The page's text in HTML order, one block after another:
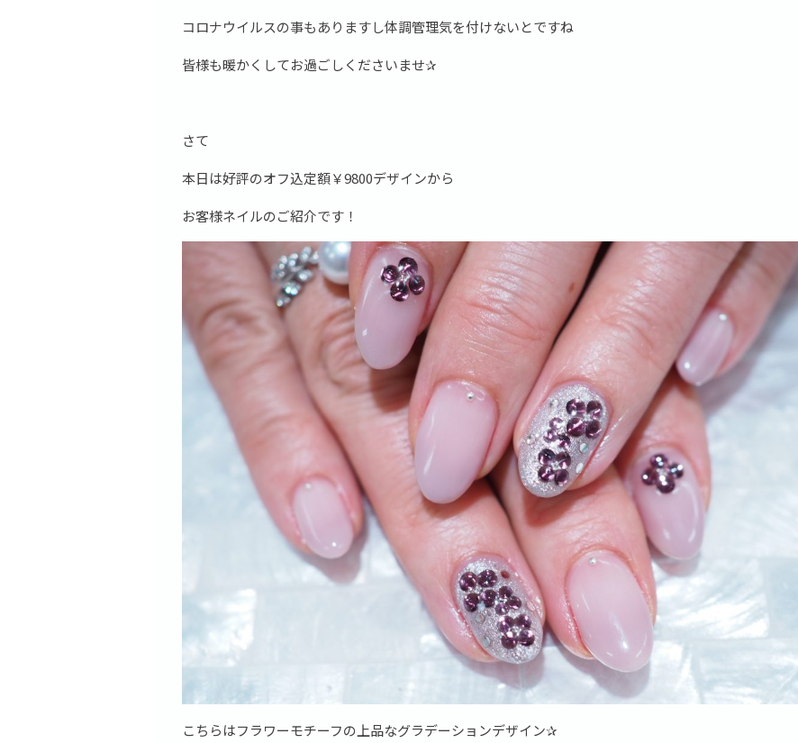
コロナウイルスの事もありますし体調管理気を付けないとですね
皆様も暖かくしてお過ごしくださいませ✰
さて
本日は好評のオフ込定額￥9800デザインから
お客様ネイルのご紹介です！
こちらはフラワーモチーフの上品なグラデーションデザイン✰